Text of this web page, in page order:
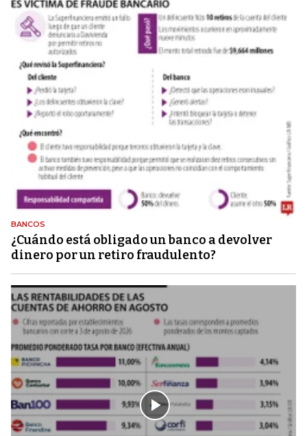
BANCOS
¿Cuándo está obligado un banco a devolver
dinero por un retiro fraudulento?